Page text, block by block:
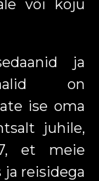
või koju
ja
on
ise oma
juhile,
et meie
ja reisidega